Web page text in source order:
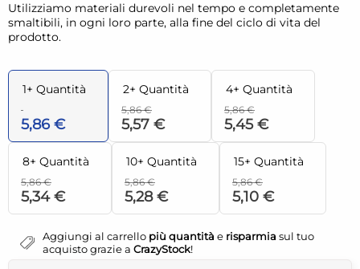
Utilizziamo materiali durevoli nel tempo e completamente
smaltibili, in ogni loro parte, alla fine del ciclo di vita del
prodotto.
1+ Quantità
5,86 €
2+ Quantità
5,86 €
5,57 €
4+ Quantità
5,86 €
5,45 €
8+ Quantità
5,86 €
5,34 €
10+ Quantità
5,86 €
5,28 €
15+ Quantità
5,86 €
5,10 €
Aggiungi al carrello più quantità e risparmia sul tuo
acquisto grazie a CrazyStock!